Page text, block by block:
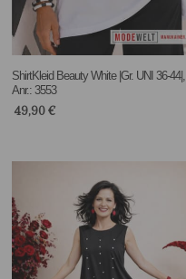
ShirtKleid Beauty White |Gr. UNI 36-44|,
Anr.: 3553
49,90€